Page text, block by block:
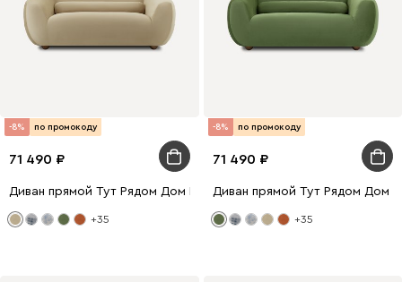
-8% по промокоду
71 490
Диван прямой Тут Рядом Дом Велюр Бежевый
+35
-8% по промокоду
71 490
Диван прямой Тут Рядом Дом
+35